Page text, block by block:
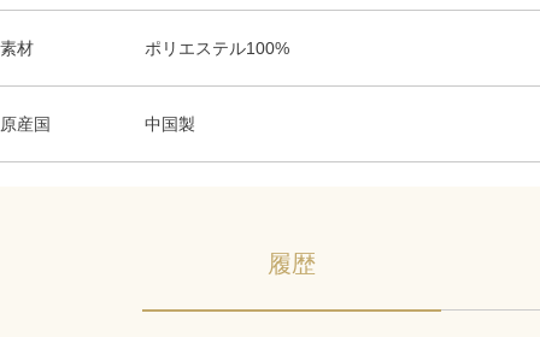
素材 ポリエステル100%
原産国 中国製
履歴